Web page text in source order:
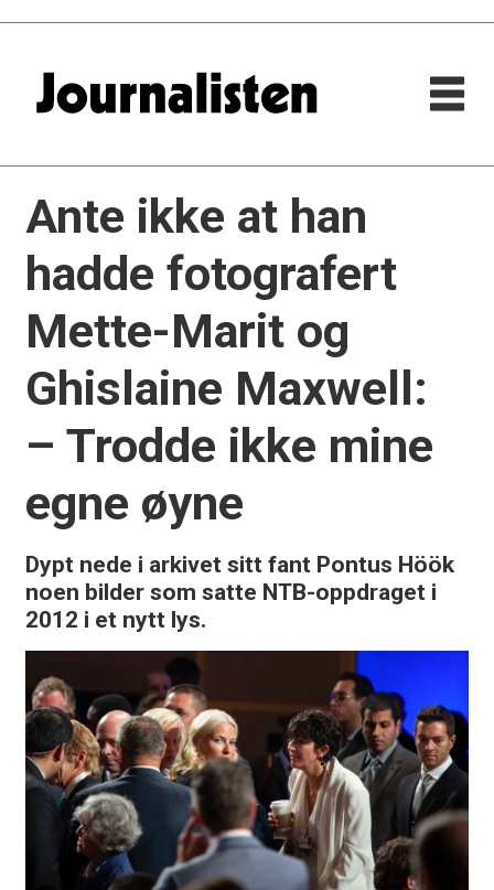
Ante ikke at han
hadde fotografert
Mette-Marit og
Ghislaine Maxwell:
– Trodde ikke mine
egne øyne
Dypt nede i arkivet sitt fant Pontus Höök
noen bilder som satte NTB-oppdraget i
2012 i et nytt lys.